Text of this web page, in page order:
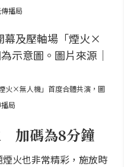
播局
火×無人機」首度合體共演，圖
局
加碼為8分鐘
火也非常精彩，施放時